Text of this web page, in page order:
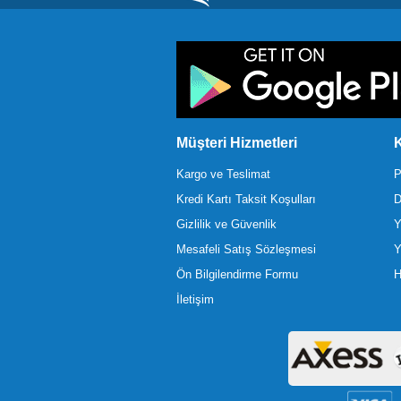
Müşteri Hizmetleri
Kargo ve Teslimat
Kredi Kartı Taksit Koşulları
Gizlilik ve Güvenlik
Mesafeli Satış Sözleşmesi
Ön Bilgilendirme Formu
İletişim